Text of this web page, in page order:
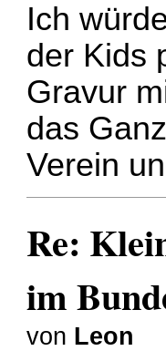
Ich
der Kids
Gravur
das
Verein
Re:
im
von Leon